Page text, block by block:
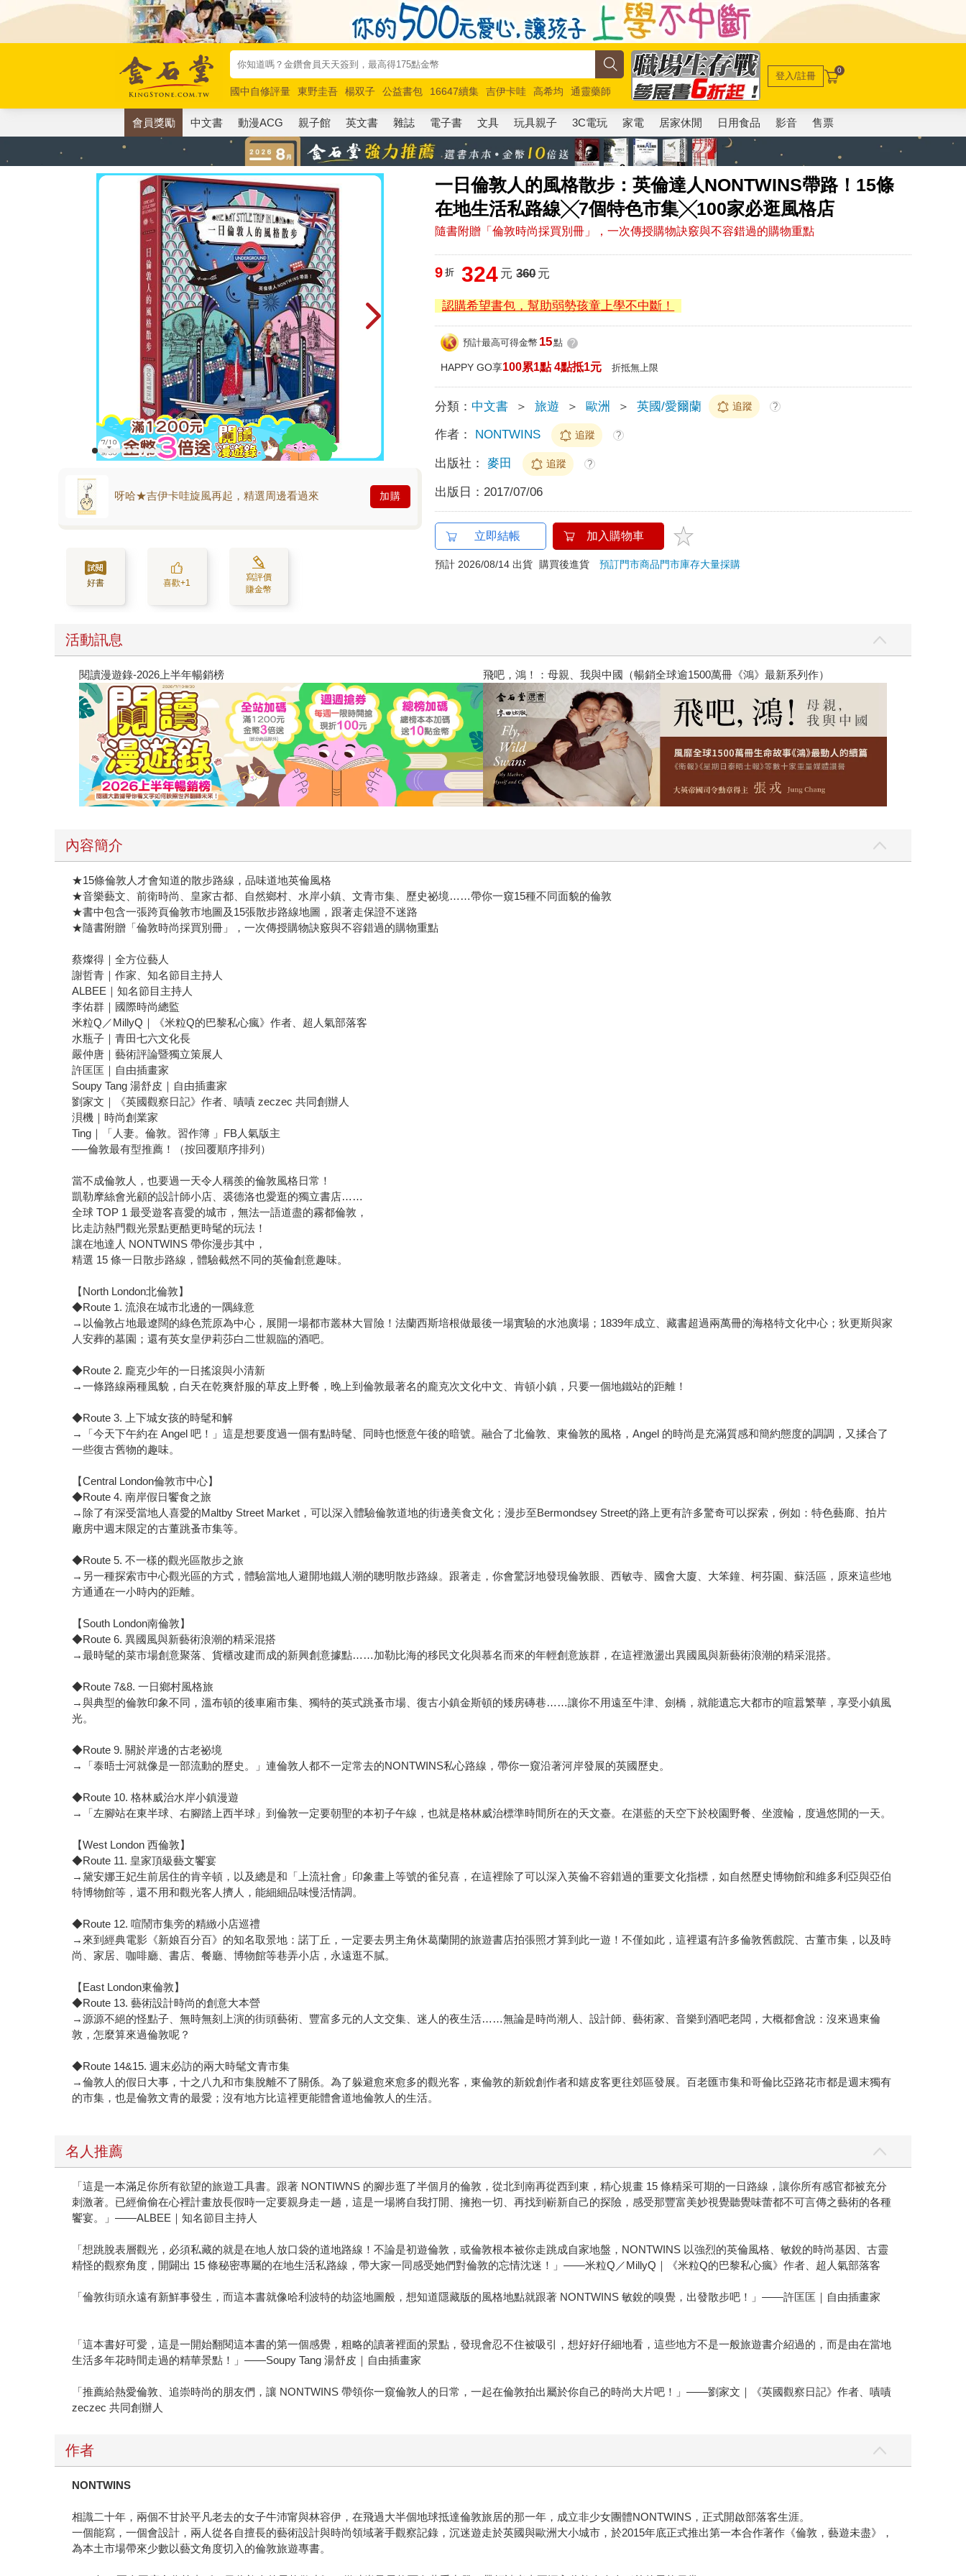
國中自修評量 東野圭吾 楊双子 公益書包 16647續集 吉伊卡哇 高希均
通靈藥師
唯紅花綻放
奧德賽 路邊攤新作 馬斯克 玩具總動員5 超慢跑
登入/註冊 0
會員獎勵 中文書 動漫ACG 親子館 英文書 雜誌 電子書 文具 玩具親子 3C電玩 家電 居家休閒 日用食品 影音 售票
一日倫敦人的風格散步：英倫達人NONTWINS帶路！15條
在地生活私路線╳7個特色市集╳100家必逛風格店
隨書附贈「倫敦時尚採買別冊」，一次傳授購物訣竅與不容錯過的購物重點
呀哈★吉伊卡哇旋風再起，精選周邊看過來 加購
好書 喜歡+1
寫評價
賺金幣
9 折 324 元 360元
認購希望書包，幫助弱勢孩童上學不中斷！
預計最高可得金幣 15點 ?
HAPPY GO享100累1點 4點抵1元 折抵無上限
分類： 中文書 ＞ 旅遊 ＞ 歐洲 ＞ 英國/愛爾蘭 追蹤 ?
作者： NONTWINS 追蹤 ?
出版社： 麥田 追蹤 ?
出版日： 2017/07/06
立即結帳 加入購物車
預計 2026/08/14 出貨 購買後進貨預訂門市商品門市庫存大量採購
活動訊息
閱讀漫遊錄-2026上半年暢銷榜 飛吧，鴻！：母親、我與中國（暢銷全球逾1500萬冊《鴻》最新系列作）
內容簡介
★15條倫敦人才會知道的散步路線，品味道地英倫風格
★音樂藝文、前衛時尚、皇家古都、自然鄉村、水岸小鎮、文青市集、歷史祕境……帶你一窺15種不同面貌的倫敦
★書中包含一張跨頁倫敦市地圖及15張散步路線地圖，跟著走保證不迷路
★隨書附贈「倫敦時尚採買別冊」，一次傳授購物訣竅與不容錯過的購物重點
蔡燦得｜全方位藝人
謝哲青｜作家、知名節目主持人
ALBEE｜知名節目主持人
李佑群｜國際時尚總監
米粒Q／MillyQ｜《米粒Q的巴黎私心瘋》作者、超人氣部落客
水瓶子｜青田七六文化長
嚴仲唐｜藝術評論暨獨立策展人
許匡匡｜自由插畫家
Soupy Tang 湯舒皮｜自由插畫家
劉家文｜《英國觀察日記》作者、嘖嘖 zeczec 共同創辦人
浿機｜時尚創業家
Ting｜「人妻。倫敦。習作簿 」FB人氣版主
──倫敦最有型推薦！（按回覆順序排列）
當不成倫敦人，也要過一天令人稱羨的倫敦風格日常！
凱勒摩絲會光顧的設計師小店、裘德洛也愛逛的獨立書店……
全球 TOP 1 最受遊客喜愛的城市，無法一語道盡的霧都倫敦，
比走訪熱門觀光景點更酷更時髦的玩法！
讓在地達人 NONTWINS 帶你漫步其中，
精選 15 條一日散步路線，體驗截然不同的英倫創意趣味。
【North London北倫敦】
◆Route 1. 流浪在城市北邊的一隅綠意
→以倫敦占地最遼闊的綠色荒原為中心，展開一場都市叢林大冒險！法蘭西斯培根做最後一場實驗的水池廣場；1839年成立、藏書超過兩萬冊的海格特文化中心；狄更斯與家
人安葬的墓園；還有英女皇伊莉莎白二世親臨的酒吧。
◆Route 2. 龐克少年的一日搖滾與小清新
→一條路線兩種風貌，白天在乾爽舒服的草皮上野餐，晚上到倫敦最著名的龐克次文化中文、肯頓小鎮，只要一個地鐵站的距離！
◆Route 3. 上下城女孩的時髦和解
→「今天下午約在 Angel 吧！」這是想要度過一個有點時髦、同時也愜意午後的暗號。融合了北倫敦、東倫敦的風格，Angel 的時尚是充滿質感和簡約態度的調調，又揉合了
一些復古舊物的趣味。
【Central London倫敦市中心】
◆Route 4. 南岸假日饗食之旅
→除了有深受當地人喜愛的Maltby Street Market，可以深入體驗倫敦道地的街邊美食文化；漫步至Bermondsey Street的路上更有許多驚奇可以探索，例如：特色藝廊、拍片
廠房中週末限定的古董跳蚤市集等。
◆Route 5. 不一樣的觀光區散步之旅
→另一種探索市中心觀光區的方式，體驗當地人避開地鐵人潮的聰明散步路線。跟著走，你會驚訝地發現倫敦眼、西敏寺、國會大廈、大笨鐘、柯芬園、蘇活區，原來這些地
方通通在一小時內的距離。
【South London南倫敦】
◆Route 6. 異國風與新藝術浪潮的精采混搭
→最時髦的菜市場創意聚落、貨櫃改建而成的新興創意據點……加勒比海的移民文化與慕名而來的年輕創意族群，在這裡激盪出異國風與新藝術浪潮的精采混搭。
◆Route 7&8. 一日鄉村風格旅
→與典型的倫敦印象不同，溫布頓的後車廂市集、獨特的英式跳蚤市場、復古小鎮金斯頓的矮房磚巷……讓你不用遠至牛津、劍橋，就能遺忘大都市的喧囂繁華，享受小鎮風
光。
◆Route 9. 關於岸邊的古老祕境
→「泰晤士河就像是一部流動的歷史。」連倫敦人都不一定常去的NONTWINS私心路線，帶你一窺沿著河岸發展的英國歷史。
◆Route 10. 格林威治水岸小鎮漫遊
→「左腳站在東半球、右腳踏上西半球」到倫敦一定要朝聖的本初子午線，也就是格林威治標準時間所在的天文臺。在湛藍的天空下於校園野餐、坐渡輪，度過悠閒的一天。
【West London 西倫敦】
◆Route 11. 皇家頂級藝文饗宴
→黛安娜王妃生前居住的肯辛頓，以及總是和「上流社會」印象畫上等號的雀兒喜，在這裡除了可以深入英倫不容錯過的重要文化指標，如自然歷史博物館和維多利亞與亞伯
特博物館等，還不用和觀光客人擠人，能細細品味慢活情調。
◆Route 12. 喧鬧市集旁的精緻小店巡禮
→來到經典電影《新娘百分百》的知名取景地：諾丁丘，一定要去男主角休葛蘭開的旅遊書店拍張照才算到此一遊！不僅如此，這裡還有許多倫敦舊戲院、古董市集，以及時
尚、家居、咖啡廳、書店、餐廳、博物館等巷弄小店，永遠逛不膩。
【East London東倫敦】
◆Route 13. 藝術設計時尚的創意大本營
→源源不絕的怪點子、無時無刻上演的街頭藝術、豐富多元的人文交集、迷人的夜生活……無論是時尚潮人、設計師、藝術家、音樂到酒吧老闆，大概都會說：沒來過東倫
敦，怎麼算來過倫敦呢？
◆Route 14&15. 週末必訪的兩大時髦文青市集
→倫敦人的假日大事，十之八九和市集脫離不了關係。為了躲避愈來愈多的觀光客，東倫敦的新銳創作者和嬉皮客更往郊區發展。百老匯市集和哥倫比亞路花市都是週末獨有
的市集，也是倫敦文青的最愛；沒有地方比這裡更能體會道地倫敦人的生活。
名人推薦
「這是一本滿足你所有欲望的旅遊工具書。跟著 NONTIWNS 的腳步逛了半個月的倫敦，從北到南再從西到東，精心規畫 15 條精采可期的一日路線，讓你所有感官都被充分
刺激著。已經偷偷在心裡計畫放長假時一定要親身走一趟，這是一場將自我打開、擁抱一切、再找到嶄新自己的探險，感受那豐富美妙視覺聽覺味蕾都不可言傳之藝術的各種
饗宴。」——ALBEE｜知名節目主持人
「想跳脫表層觀光，必須私藏的就是在地人放口袋的道地路線！不論是初遊倫敦，或倫敦根本被你走跳成自家地盤，NONTWINS 以強烈的英倫風格、敏銳的時尚基因、古靈
精怪的觀察角度，開闢出 15 條秘密專屬的在地生活私路線，帶大家一同感受她們對倫敦的忘情沈迷！」——米粒Q／MillyQ｜《米粒Q的巴黎私心瘋》作者、超人氣部落客
「倫敦街頭永遠有新鮮事發生，而這本書就像哈利波特的劫盜地圖般，想知道隱藏版的風格地點就跟著 NONTWINS 敏銳的嗅覺，出發散步吧！」——許匡匡｜自由插畫家
「這本書好可愛，這是一開始翻閱這本書的第一個感覺，粗略的讀著裡面的景點，發現會忍不住被吸引，想好好仔細地看，這些地方不是一般旅遊書介紹過的，而是由在當地
生活多年花時間走過的精華景點！」——Soupy Tang 湯舒皮｜自由插畫家
「推薦給熱愛倫敦、追崇時尚的朋友們，讓 NONTWINS 帶領你一窺倫敦人的日常，一起在倫敦拍出屬於你自己的時尚大片吧！」——劉家文｜《英國觀察日記》作者、嘖嘖
zeczec 共同創辦人
作者
NONTWINS
相識二十年，兩個不甘於平凡老去的女子牛沛甯與林容伊，在飛過大半個地球抵達倫敦旅居的那一年，成立非少女團體NONTWINS，正式開啟部落客生涯。
一個能寫，一個會設計，兩人從各自擅長的藝術設計與時尚領域著手觀察記錄，沉迷遊走於英國與歐洲大小城市，於2015年底正式推出第一本合作著作《倫敦，藝遊未盡》，
為本土市場帶來少數以藝文角度切入的倫敦旅遊專書。